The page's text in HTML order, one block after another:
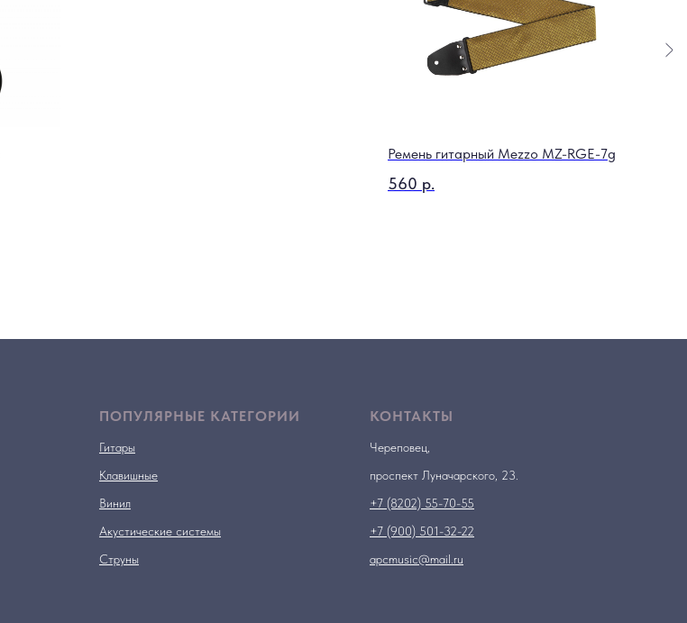
Ремень гитарный Mezzo MZ-RGE-7g
560 р.
ПОПУЛЯРНЫЕ КАТЕГОРИИ
Гитары
Клавишные
Винил
Акустические системы
Струны
КОНТАКТЫ
Череповец,
проспект Луначарского, 23.
+7 (8202) 55-70-55
+7 (900) 501-32-22
apcmusic@mail.ru